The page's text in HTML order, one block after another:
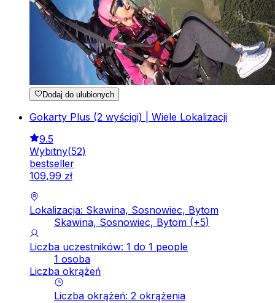
Dodaj do ulubionych
Gokarty Plus (2 wyścigi) | Wiele Lokalizacji
9.5
Wybitny(52)
bestseller
109,99 zł
Lokalizacja: Skawina, Sosnowiec, Bytom
Skawina, Sosnowiec, Bytom (+5)
Liczba uczestników: 1 do 1 people
1 osoba
Liczba okrążeń
Liczba okrążeń: 2 okrążenia